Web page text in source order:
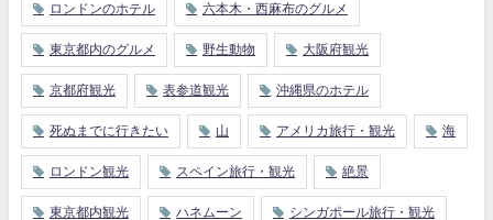
ロンドンのホテル 六本木・西麻布のグルメ
東京都内のグルメ 野生動物 大阪府観光
京都府観光 表参道観光 沖縄県のホテル
死ぬまでに行きたい 山 アメリカ旅行・観光 海
ロンドン観光 スペイン旅行・観光 絶景
東京都内観光 ハネムーン シンガポール旅行・観光